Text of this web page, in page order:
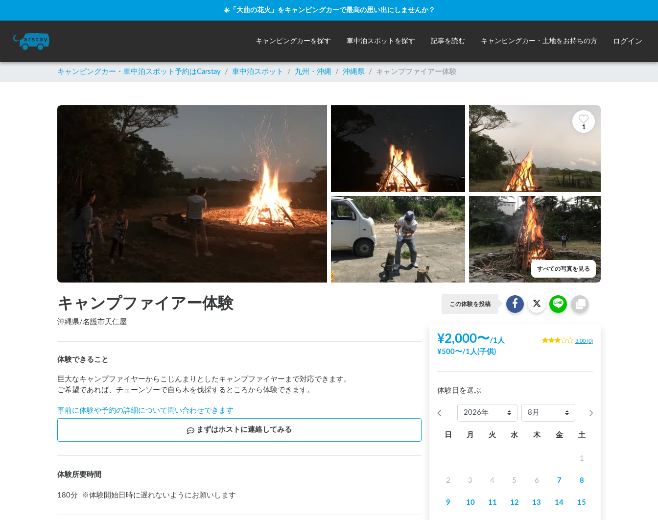
☀️「大曲の花火」をキャンピングカーで最高の思い出にしませんか？
キャンピングカーを探す 車中泊スポットを探す 記事を読む キャンピングカー・土地をお持ちの方 ログイン
キャンピングカー・車中泊スポット予約はCarstay / 車中泊スポット / 九州・沖縄 / 沖縄県 / キャンプファイアー体験
1
すべての写真を見る
キャンプファイアー体験
沖縄県/名護市天仁屋
体験できること
巨大なキャンプファイヤーからこじんまりとしたキャンプファイヤーまで対応できます。
ご希望であれば、チェーンソーで自ら木を伐採するところから体験できます。
事前に体験や予約の詳細について問い合わせできます
まずはホストに連絡してみる
体験所要時間
180分 ※体験開始日時に遅れないようにお願いします
この体験を投稿
¥2,000〜/1人
¥500〜/1人(子供)
3.00 (0)
体験日を選ぶ
日 月 火 水 木 金 土
1
2 3 4 5 6 7 8
9 10 11 12 13 14 15